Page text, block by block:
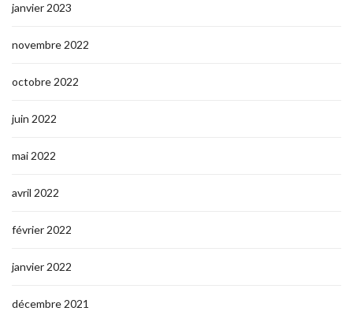
janvier 2023
novembre 2022
octobre 2022
juin 2022
mai 2022
avril 2022
février 2022
janvier 2022
décembre 2021